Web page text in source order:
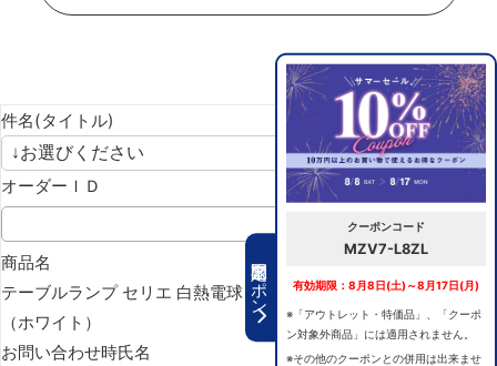
期間限定クーポン
クーポンコード
MZV7-L8ZL
有効期限：8月8日(土)～8月17日(月)
※「アウトレット・特価品」、「クーポ
ン対象外商品」には適用されません。
※その他のクーポンとの併用は出来ませ
件名(タイトル)
オーダーＩＤ
商品名
テーブルランプ セリエ 白熱電球
（ホワイト）
お問い合わせ時氏名